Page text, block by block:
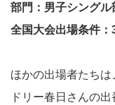
部門：男子シングル
全国大会出場条件：
ほかの出場者たち
ドリー春日さんの